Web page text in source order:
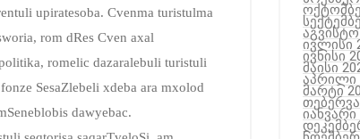
upiratesoba. Cvenma turistulma
rom dRes Cven axal
romelic dazaralebuli turistuli
SesaZlebeli xdeba ara mxolod
dawyebac.
აგვისტო
ივლისი
ივნისი
მაისი
აპრილი
მარტი
იანვარი